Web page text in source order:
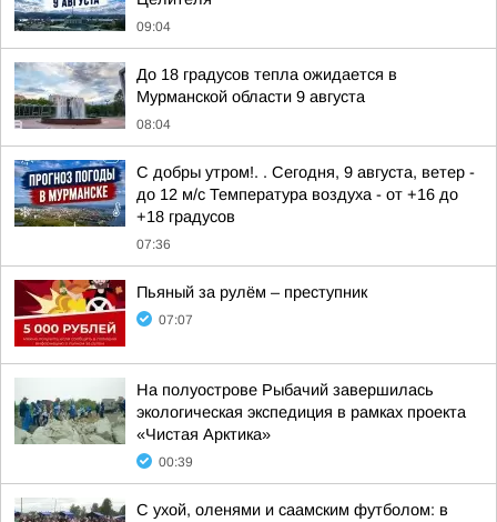
09:04
До 18 градусов тепла ожидается в
Мурманской области 9 августа
08:04
С добры утром!. . Сегодня, 9 августа, ветер -
до 12 м/с Температура воздуха - от +16 до
+18 градусов
07:36
Пьяный за рулём – преступник
07:07
На полуострове Рыбачий завершилась
экологическая экспедиция в рамках проекта
«Чистая Арктика»
00:39
С ухой, оленями и саамским футболом: в